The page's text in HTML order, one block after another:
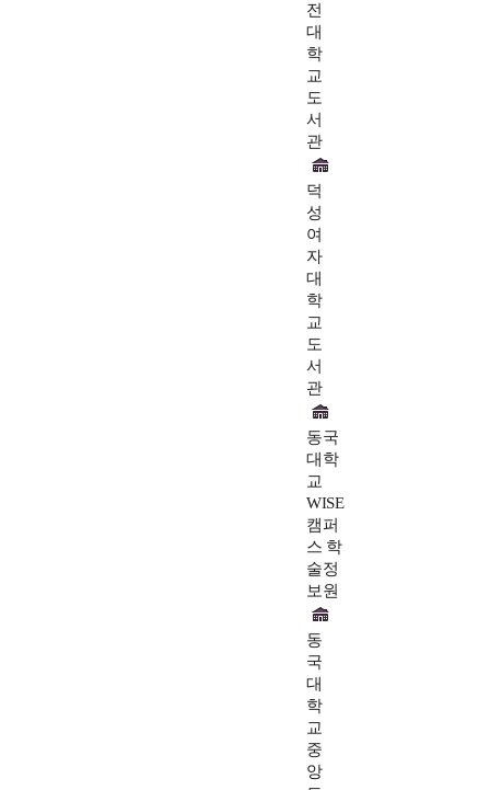
전
대
학
교
도
서
관
덕
성
여
자
대
학
교
도
서
관
동국
대학
교
WISE
캠퍼
스 학
술정
보원
동
국
대
학
교
중
앙